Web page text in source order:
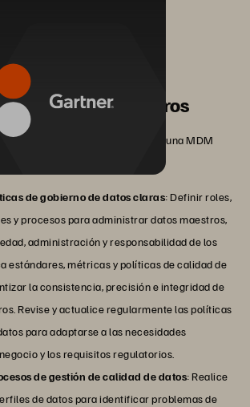
para la
de datos maestros
y mejores prácticas para una MDM
de gobierno de datos claras: Definir roles,
y procesos para administrar datos maestros,
administración y responsabilidad de los
estándares, métricas y políticas de calidad de
la consistencia, precisión e integridad de
Revise y actualice regularmente las políticas
para adaptarse a las necesidades
y los requisitos regulatorios.
de gestión de calidad de datos: Realice
de datos para identificar problemas de